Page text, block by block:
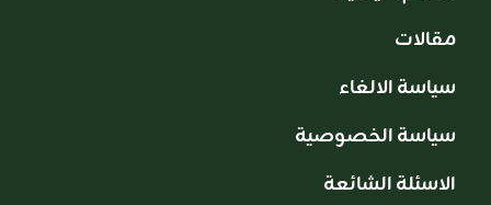
مقالات
سياسة الالغاء
سياسة الخصوصية
الاسئلة الشائعة